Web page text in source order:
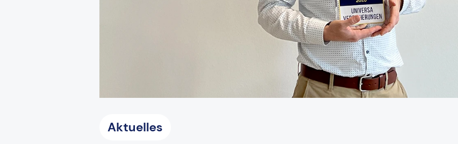
Aktuelles